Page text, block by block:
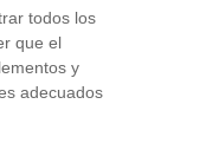
todos los
que el
y
adecuados